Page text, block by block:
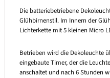
Die batteriebetriebene
Glühbirnenstil. Im Innern der
Lichterkette mit 5 kleinen Micro
Betrieben wird die Dekoleuchte
eingebaute Timer, der die
anschaltet und nach 6 Stunden